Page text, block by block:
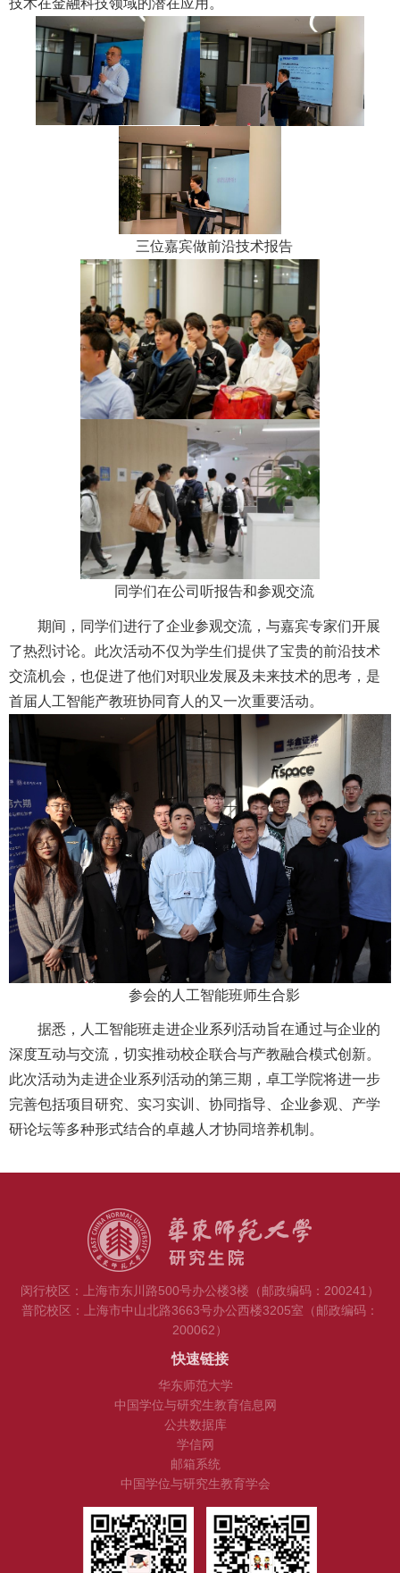
技术在金融科技领域的潜在应用。
三位嘉宾做前沿技术报告
同学们在公司听报告和参观交流
期间，同学们进行了企业参观交流，与嘉宾专家们开展
了热烈讨论。此次活动不仅为学生们提供了宝贵的前沿技术
交流机会，也促进了他们对职业发展及未来技术的思考，是
首届人工智能产教班协同育人的又一次重要活动。
参会的人工智能班师生合影
据悉，人工智能班走进企业系列活动旨在通过与企业的
深度互动与交流，切实推动校企联合与产教融合模式创新。
此次活动为走进企业系列活动的第三期，卓工学院将进一步
完善包括项目研究、实习实训、协同指导、企业参观、产学
研论坛等多种形式结合的卓越人才协同培养机制。
闵行校区：上海市东川路500号办公楼3楼（邮政编码：200241）
普陀校区：上海市中山北路3663号办公西楼3205室（邮政编码：
200062）
快速链接
华东师范大学
中国学位与研究生教育信息网
公共数据库
学信网
邮箱系统
中国学位与研究生教育学会